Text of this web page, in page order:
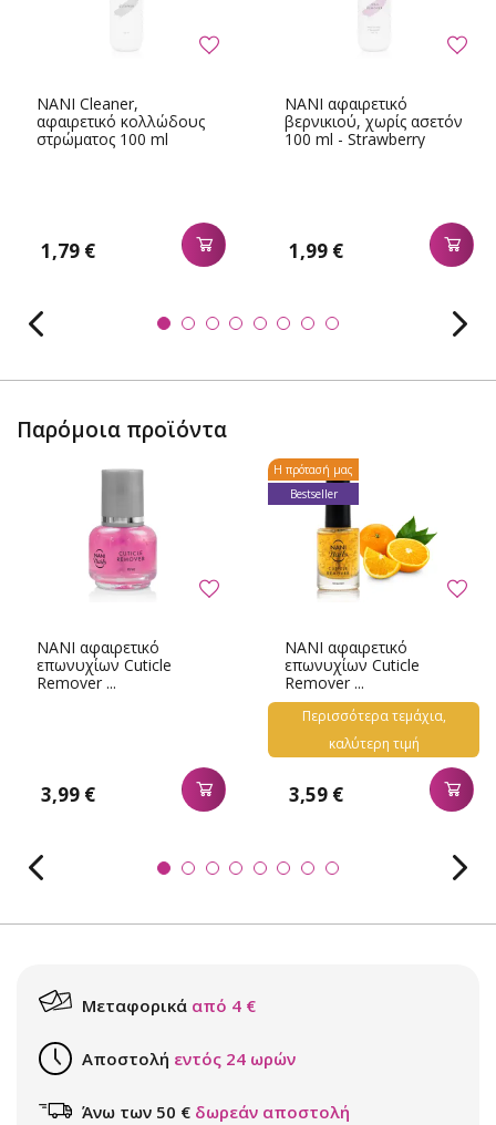
NANI Cleaner,
αφαιρετικό κολλώδους
στρώματος 100 ml
1,79 €
NANI αφαιρετικό
βερνικιού, χωρίς ασετόν
100 ml - Strawberry
1,99 €
Παρόμοια προϊόντα
NANI αφαιρετικό
επωνυχίων Cuticle
Remover ...
3,99 €
NANI αφαιρετικό
επωνυχίων Cuticle
Remover ...
Περισσότερα τεμάχια,
καλύτερη τιμή
3,59 €
Η πρότασή μας
Bestseller
Μεταφορικά από 4 €
Αποστολή εντός 24 ωρών
Άνω των 50 € δωρεάν αποστολή